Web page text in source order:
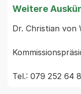
Weitere
Dr. Christian von